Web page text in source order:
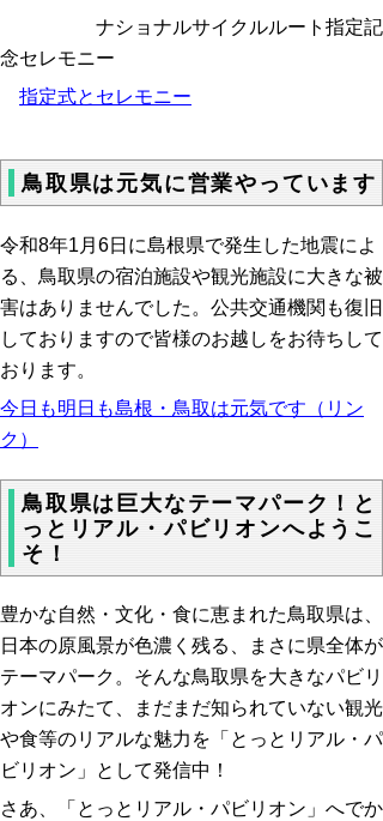
ナショナルサイクルルート指定記
念セレモニー
指定式とセレモニー
鳥取県は元気に営業やっています
令和8年1 月 6日に島根県で発生した地震によ
る、鳥取県の宿泊施設や観光施設に大きな被
害はありませんでした。公共交通機関も復旧
しておりますので皆様のお越しをお待ちして
おります。
今日も明日も島根・鳥取は元気です（リン
ク）
鳥取県は巨大なテーマパーク！と
っとリアル・パビリオンへようこ
そ！
豊かな自然・文化・食に恵まれた鳥取県は、
日本の原風景が色濃く残る、まさに県全体が
テーマパーク。 そんな鳥取県を大きなパビリ
オンにみたて、まだまだ知られていない観光
や食等のリアルな魅力を「とっとリアル・パ
ビリオン」として発信中！
さあ、「とっとリアル・パビリオン」へでか